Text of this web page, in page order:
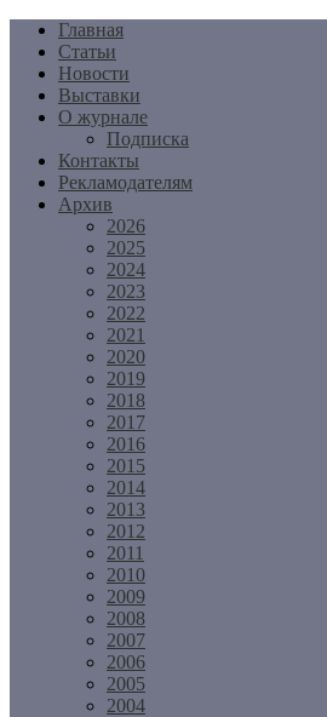
Перейти
содержимому
Главная
Статьи
Новости
Выставки
О журнале
Подписка
Контакты
Рекламодателям
Архив
2026
2025
2024
2023
2022
2021
2020
2019
2018
2017
2016
2015
2014
2013
2012
2011
2010
2009
2008
2007
2006
2005
2004